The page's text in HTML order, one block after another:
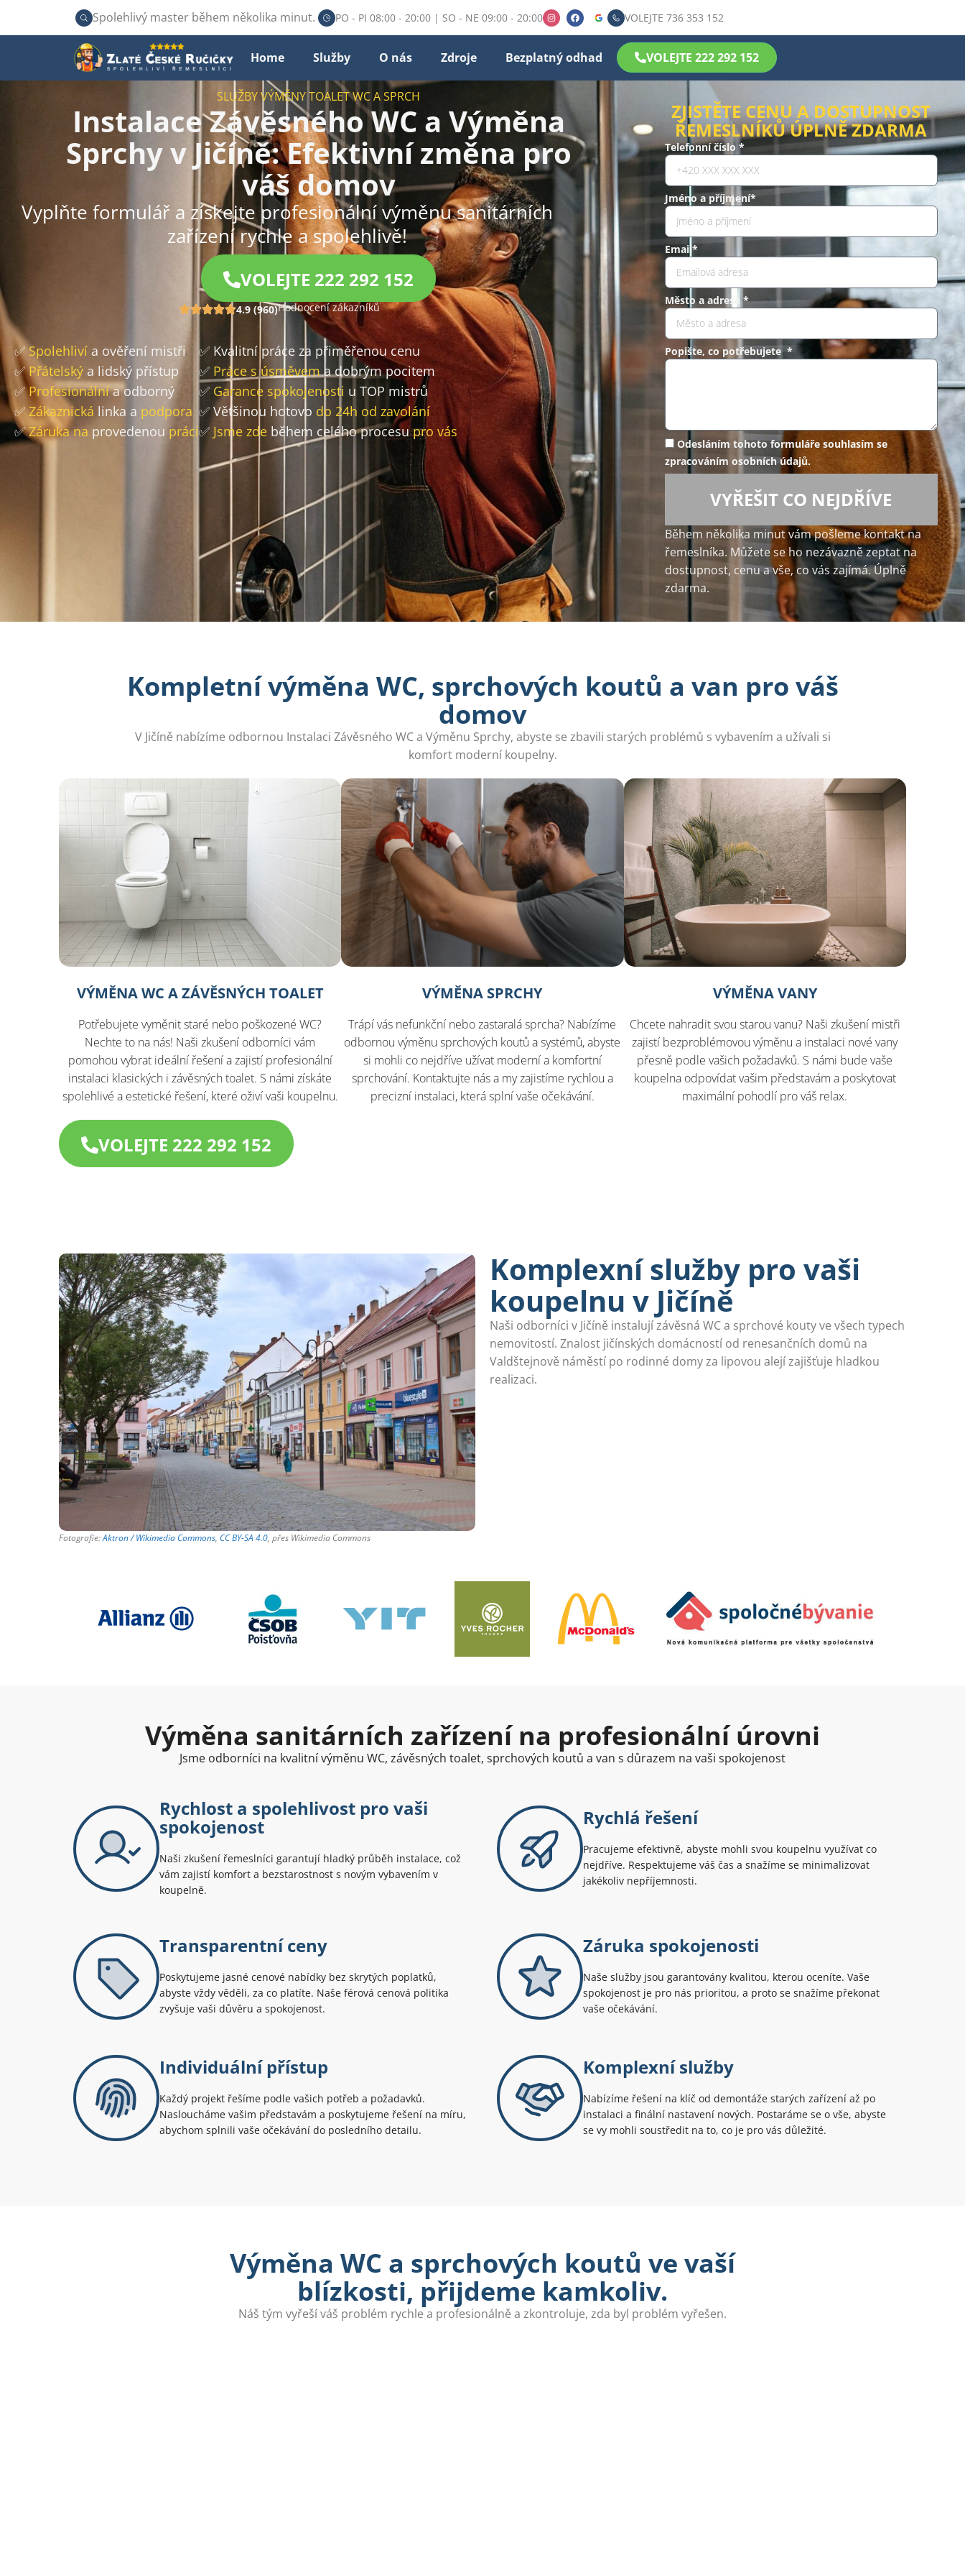
Spolehlivý master během několika minut. PO - PI 08:00 - 20:00 | SO - NE 09:00 - 20:00 VOLEJTE 736 353 152
Home Služby O nás Zdroje Bezplatný odhad VOLEJTE 222 292 152
SLUŽBY VÝMĚNY TOALET WC A SPRCH
Instalace Závěsného WC a Výměna
Sprchy v Jičíně: Efektivní změna pro
váš domov
Vyplňte formulář a získejte profesionální výměnu sanitárních
zařízení rychle a spolehlivě!
VOLEJTE 222 292 152
4.9 (960)Hodnocení zákazníků
✅Spolehliví a ověření mistři
✅Přátelský a lidský přístup
✅Profesionálnía odborný
✅Zákaznická linka a podpora
✅Záruka na provedenou práci
✅ Kvalitní práce za přiměřenou cenu
✅ Práce s úsměvema dobrým pocitem
✅ Garance spokojenosti u TOP mistrů
✅ Většinou hotovo do 24h od zavolání
✅ Jsme zde během celého procesupro vás
ZJISTĚTE CENU A DOSTUPNOST
ŘEMESLNÍKŮ ÚPLNĚ ZDARMA
Telefonní číslo *
Jméno a příjmení*
Email*
Město a adresa *
Popište, co potřebujete *
Odesláním tohoto formuláře souhlasím se
zpracováním osobních údajů.
VYŘEŠIT CO NEJDŘÍVE
Během několika minut vám pošleme kontakt na
řemeslníka. Můžete se ho nezávazně zeptat na
dostupnost, cenu a vše, co vás zajímá. Úplně
zdarma.
Kompletní výměna WC, sprchových koutů a van pro váš
domov
V Jičíně nabízíme odbornou Instalaci Závěsného WC a Výměnu Sprchy, abyste se zbavili starých problémů s vybavením a užívali si
komfort moderní koupelny.
VÝMĚNA WC A ZÁVĚSNÝCH TOALET
Potřebujete vyměnit staré nebo poškozené WC?
Nechte to na nás! Naši zkušení odborníci vám
pomohou vybrat ideální řešení a zajistí profesionální
instalaci klasických i závěsných toalet. S námi získáte
spolehlivé a estetické řešení, které oživí vaši koupelnu.
VÝMĚNA SPRCHY
Trápí vás nefunkční nebo zastaralá sprcha? Nabízíme
odbornou výměnu sprchových koutů a systémů, abyste
si mohli co nejdříve užívat moderní a komfortní
sprchování. Kontaktujte nás a my zajistíme rychlou a
precizní instalaci, která splní vaše očekávání.
VÝMĚNA VANY
Chcete nahradit svou starou vanu? Naši zkušení mistři
zajistí bezproblémovou výměnu a instalaci nové vany
přesně podle vašich požadavků. S námi bude vaše
koupelna odpovídat vašim představám a poskytovat
maximální pohodlí pro váš relax.
VOLEJTE 222 292 152
Fotografie:Aktron / Wikimedia Commons, CC BY-SA 4.0, přes Wikimedia Commons
Komplexní služby pro vaši
koupelnu v Jičíně
Naši odborníci v Jičíně instalují závěsná WC a sprchové kouty ve všech typech
nemovitostí. Znalost jičínských domácností od renesančních domů na
Valdštejnově náměstí po rodinné domy za lipovou alejí zajišťuje hladkou
realizaci.
Výměna sanitárních zařízení na profesionální úrovni
Jsme odborníci na kvalitní výměnu WC, závěsných toalet, sprchových koutů a van s důrazem na vaši spokojenost
Rychlost a spolehlivost pro vaši
spokojenost
Naši zkušení řemeslníci garantují hladký průběh instalace, což
vám zajistí komfort a bezstarostnost s novým vybavením v
koupelně.
Rychlá řešení
Pracujeme efektivně, abyste mohli svou koupelnu využívat co
nejdříve. Respektujeme váš čas a snažíme se minimalizovat
jakékoliv nepříjemnosti.
Transparentní ceny
Poskytujeme jasné cenové nabídky bez skrytých poplatků,
abyste vždy věděli, za co platíte. Naše férová cenová politika
zvyšuje vaši důvěru a spokojenost.
Záruka spokojenosti
Naše služby jsou garantovány kvalitou, kterou oceníte. Vaše
spokojenost je pro nás prioritou, a proto se snažíme překonat
vaše očekávání.
Individuální přístup
Každý projekt řešíme podle vašich potřeb a požadavků.
Nasloucháme vašim představám a poskytujeme řešení na míru,
abychom splnili vaše očekávání do posledního detailu.
Komplexní služby
Nabízíme řešení na klíč od demontáže starých zařízení až po
instalaci a finální nastavení nových. Postaráme se o vše, abyste
se vy mohli soustředit na to, co je pro vás důležité.
Výměna WC a sprchových koutů ve vaší
blízkosti, přijdeme kamkoliv.
Náš tým vyřeší váš problém rychle a profesionálně a zkontroluje, zda byl problém vyřešen.